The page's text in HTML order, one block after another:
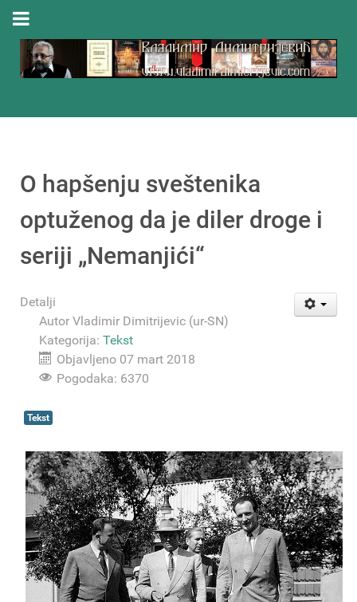
O hapšenju sveštenika
optuženog da je diler droge i
seriji „Nemanjići“
Detalji
Autor Vladimir Dimitrijevic (ur-SN)
Kategorija: Tekst
Objavljeno 07 mart 2018
Pogodaka: 6370
Tekst